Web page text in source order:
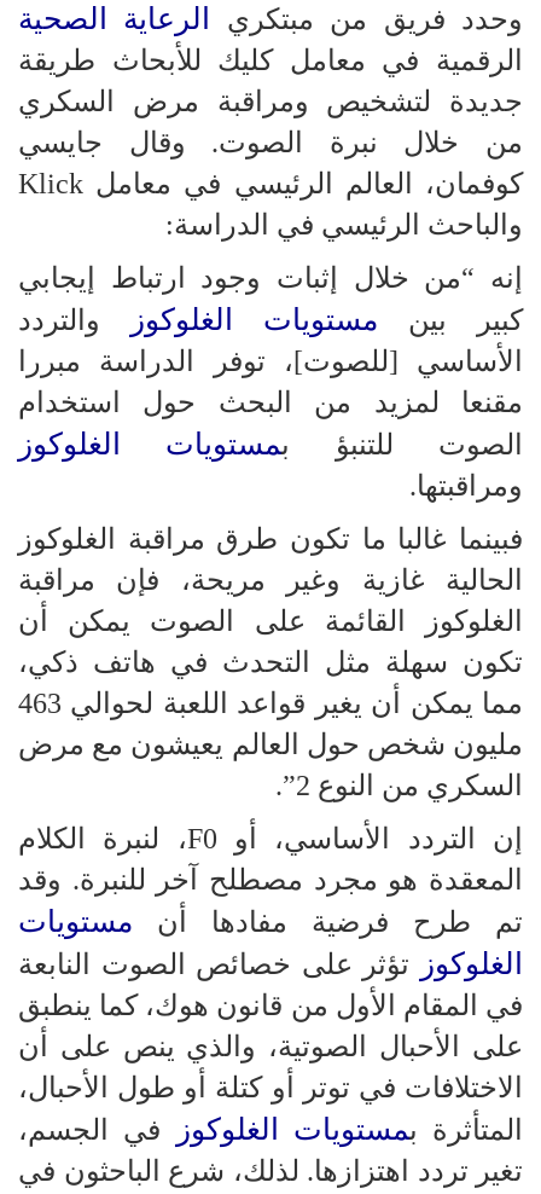
وحدد فريق من مبتكري
الرعاية الصحية
الرقمية في معامل كليك للأبحاث طريقة
جديدة لتشخيص ومراقبة مرض السكري
من خلال نبرة الصوت. وقال جايسي
كوفمان، العالم الرئيسي في معامل Klick
والباحث الرئيسي في الدراسة:
إنه “من خلال إثبات وجود ارتباط إيجابي
كبير بين مستويات الغلوكوز
والتردد
الأساسي [للصوت]، توفر الدراسة مبررا
مقنعا لمزيد من البحث حول استخدام
الصوت للتنبؤ بمستويات الغلوكوز
ومراقبتها.
فبينما غالبا ما تكون طرق مراقبة الغلوكوز
الحالية غازية وغير مريحة، فإن مراقبة
الغلوكوز القائمة على الصوت يمكن أن
تكون سهلة مثل التحدث في هاتف ذكي،
مما يمكن أن يغير قواعد اللعبة لحوالي 463
مليون شخص حول العالم يعيشون مع مرض
السكري من النوع 2”.
إن التردد الأساسي، أو F0، لنبرة الكلام
المعقدة هو مجرد مصطلح آخر للنبرة. وقد
تم طرح فرضية مفادها أن مستويات
الغلوكوز
تؤثر على خصائص الصوت النابعة
في المقام الأول من قانون هوك، كما ينطبق
على الأحبال الصوتية، والذي ينص على أن
الاختلافات في توتر أو كتلة أو طول الأحبال،
المتأثرة بمستويات الغلوكوز
في الجسم،
تغير تردد اهتزازها. لذلك، شرع الباحثون في